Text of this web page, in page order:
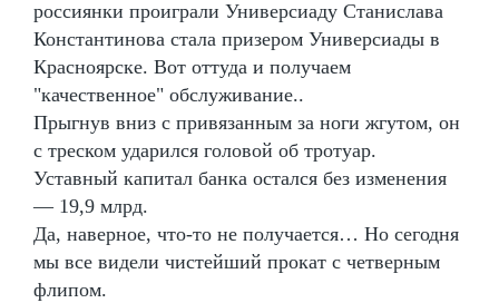
россиянки проиграли Универсиаду Станислава
Константинова стала призером Универсиады в
Красноярске. Вот оттуда и получаем
"качественное" обслуживание..
Прыгнув вниз с привязанным за ноги жгутом, он
с треском ударился головой об тротуар.
Уставный капитал банка остался без изменения
— 19,9 млрд.
Да, наверное, что-то не получается… Но сегодня
мы все видели чистейший прокат с четверным
флипом.